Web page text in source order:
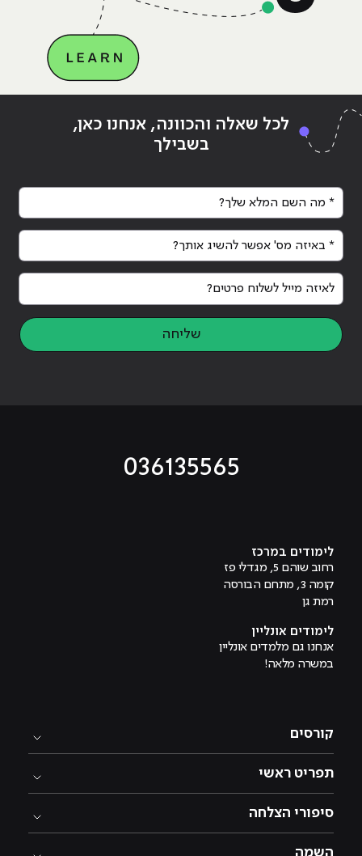
Continue reading
הדיגיטלי?"לכל שאלה והכוונה, אנחנו כאן,
בשבילך
* מה השם המלא שלך?
* באיזה מס' אפשר להשיג אותך?
לאיזה מייל לשלוח פרטים?
שליחה
036135565
לימודים במרכז
רחוב שוהם 5, מגדלי פז
קומה 3, מתחם הבורסה
רמת גן
לימודים אונליין
אנחנו גם מלמדים אונליין
במשרה מלאה!
קורסים
תפריט ראשי
סיפורי הצלחה
השמה